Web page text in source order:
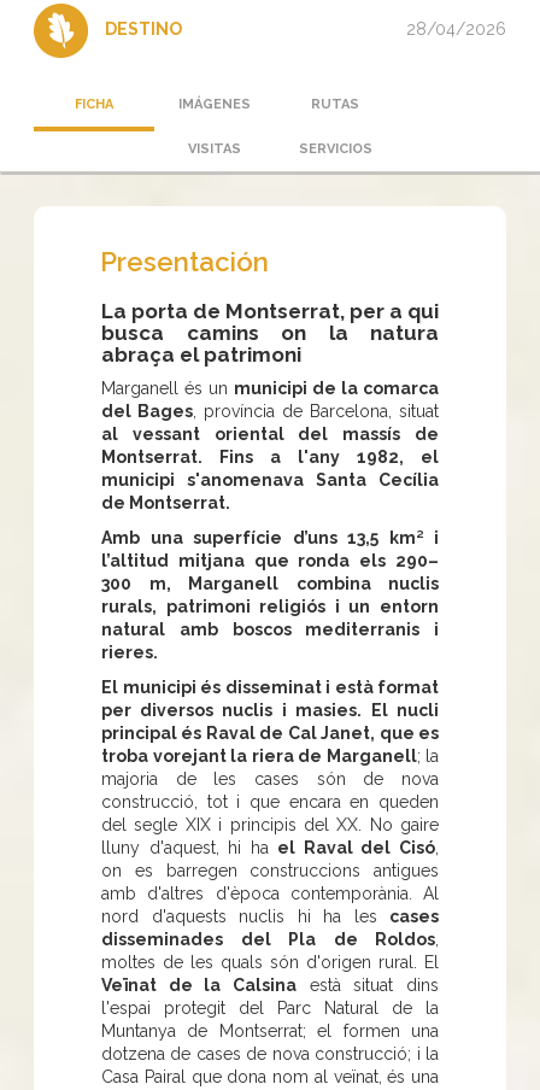
DESTINO 28/04/2026
FICHA IMÁGENES RUTAS
VISITAS SERVICIOS
Presentación
La porta de Montserrat, per a qui
busca camins on la natura
abraça el patrimoni
Marganell és un municipi de la comarca
del Bages , província de Barcelona, situat
al vessant oriental del massís de
Montserrat. Fins a l'any 1982, el
municipi s'anomenava Santa Cecília
de Montserrat.
Amb una superfície d’uns 13,5 km² i
l’altitud mitjana que ronda els 290–
300 m, Marganell combina nuclis
rurals, patrimoni religiós i un entorn
natural amb boscos mediterranis i
rieres.
El municipi és disseminat i està format
per diversos nuclis i masies.
El nucli
principal és Raval de Cal Janet, que es
troba vorejant la riera de Marganell; la
majoria de les cases són de nova
construcció, tot i que encara en queden
del segle XIX i principis del XX. No gaire
lluny d'aquest, hi ha el Raval del Cisó
on es barregen construccions antigues
amb d'altres d'època contemporània. Al
nord d'aquests nuclis hi ha les cases
disseminades del Pla de Roldos
moltes de les quals són d'origen rural. El
Veïnat de la Calsina està situat dins
l'espai protegit del Parc Natural de la
Muntanya de Montserrat; el formen una
dotzena de cases de nova construcció; i la
Casa Pairal que dona nom al veïnat, és una